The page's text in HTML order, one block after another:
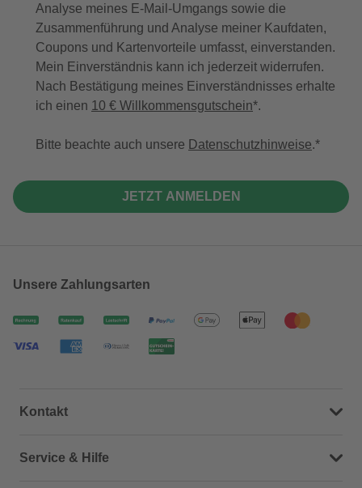
Analyse meines E-Mail-Umgangs sowie die
Zusammenführung und Analyse meiner Kaufdaten,
Coupons und Kartenvorteile umfasst, einverstanden.
Mein Einverständnis kann ich jederzeit widerrufen.
Nach Bestätigung meines Einverständnisses erhalte
ich einen 10 € Willkommensgutschein*.
Bitte beachte auch unsere Datenschutzhinweise.
JETZT ANMELDEN
Unsere Zahlungsarten
Kontakt
Dein Kontakt zu uns
Service & Hilfe